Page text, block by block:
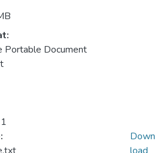
Portable Document
Down